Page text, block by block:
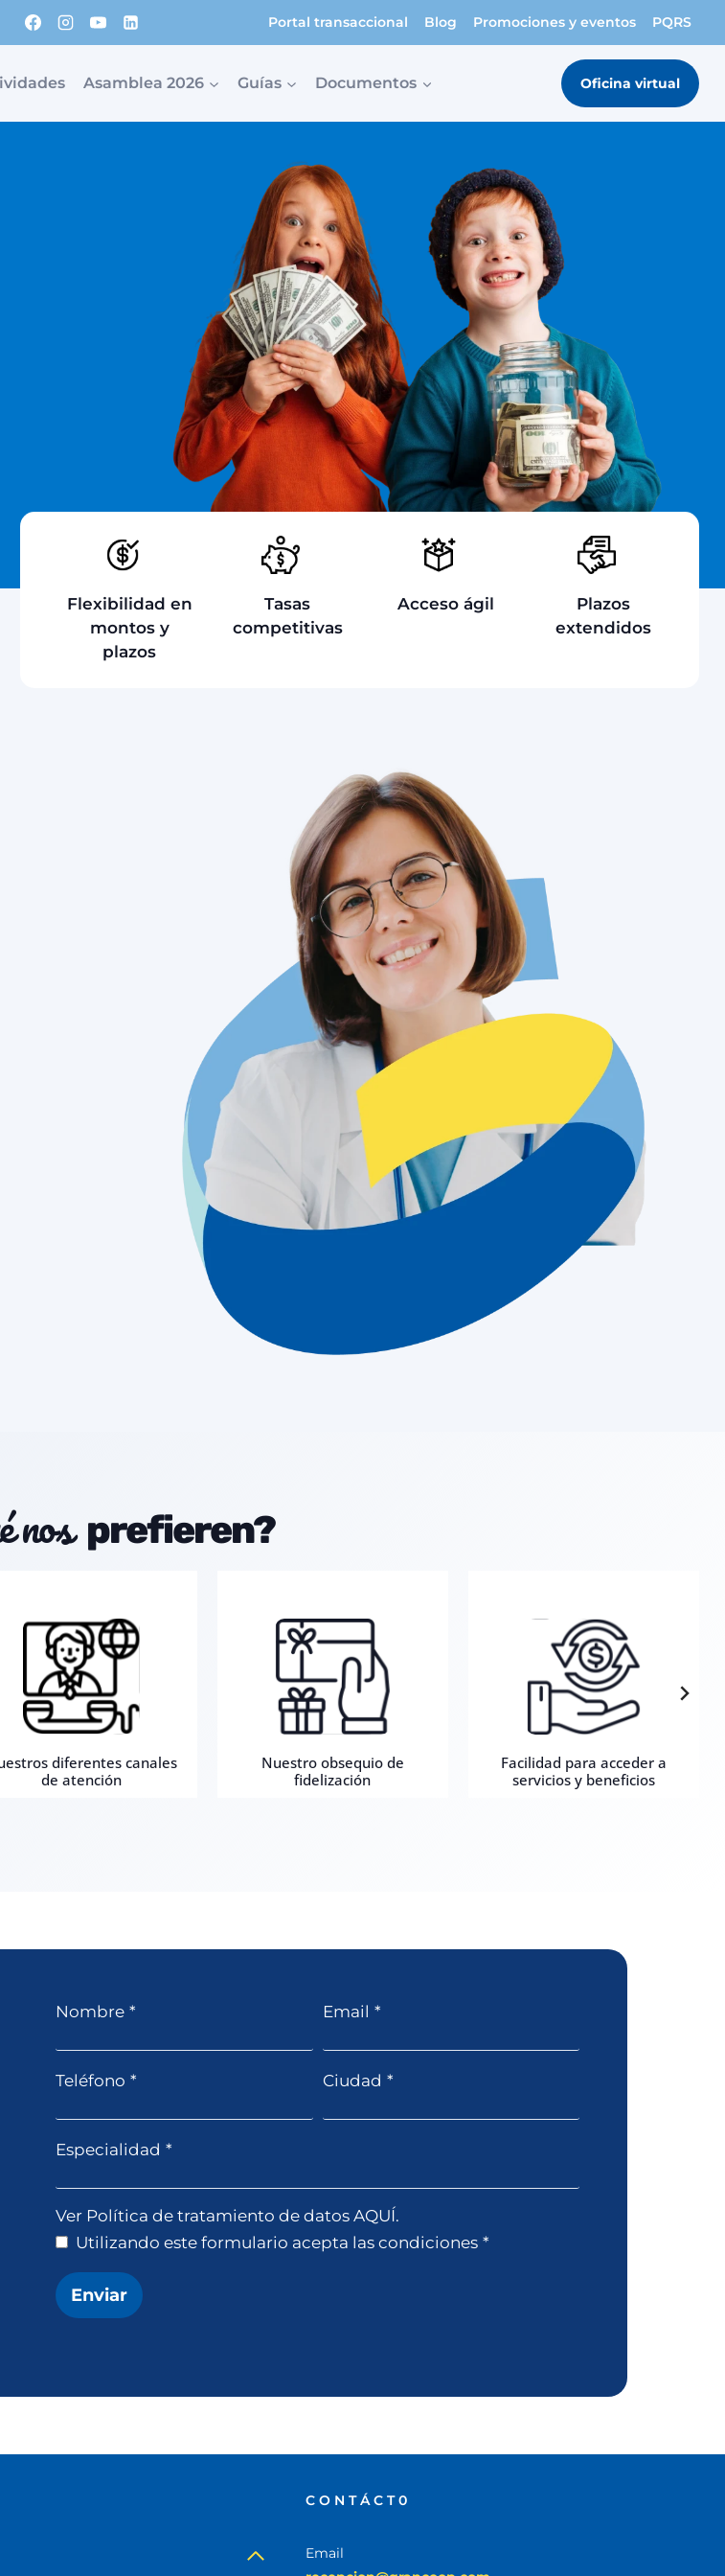
Portal transaccional Blog Promociones y eventos PQRS
Asamblea 2026 Guías Documentos Oficina virtual
Flexibilidad en
montos y
plazos
Tasas
competitivas
Acceso ágil
Plazos
extendidos
nos prefieren?
diferentes canales
de atención
Nuestro obsequio de
fidelización
Facilidad para acceder a
servicios y beneficios
Nombre * Email *
Teléfono * Ciudad *
Especialidad *
Ver Política de tratamiento de datos AQUÍ.
Utilizando este formulario acepta las condiciones *
Enviar
CONTÁCT0
Email